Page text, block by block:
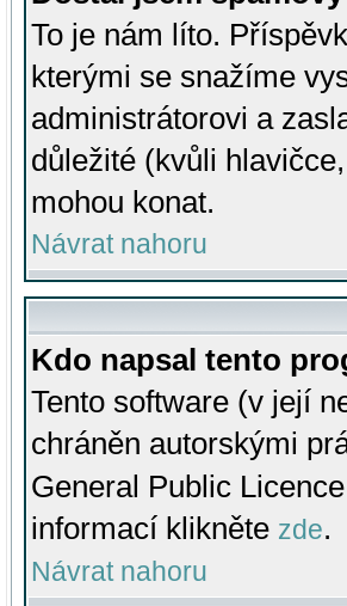
To je nám líto.
kterými se snažíme
administrátorovi a
důležité (kvůli
mohou konat.
Návrat nahoru
Kdo napsal tento
Tento software (v její
chráněn autorskými
General Public
informací klikněte zde.
Návrat nahoru